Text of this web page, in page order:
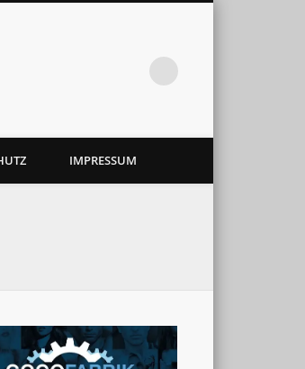
IMPRESSUM